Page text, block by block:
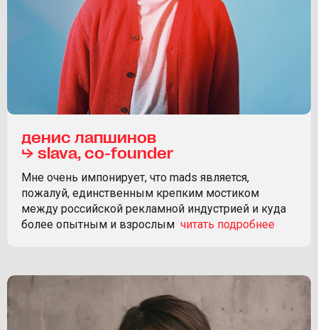
денис лапшинов
⮡ slava, co-founder
Мне очень импонирует, что mads является,
пожалуй, единственным крепким мостиком
между российской рекламной индустрией и куда
более опытным и взрослым